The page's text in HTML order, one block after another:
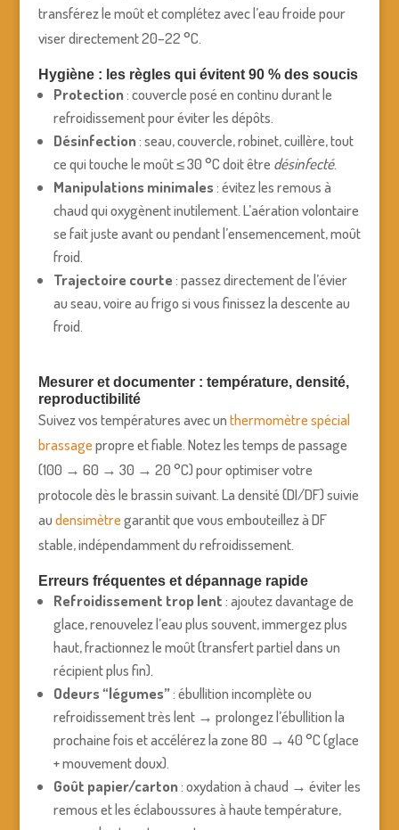
transférez le moût et complétez avec l’eau froide pour
viser directement 20–22 °C.
Hygiène : les règles qui évitent 90 % des soucis
Protection: couvercle posé en continu durant le
refroidissement pour éviter les dépôts.
Désinfection: seau, couvercle, robinet, cuillère, tout
ce qui touche le moût ≤ 30 °C doit être désinfecté.
Manipulations minimales: évitez les remous à
chaud qui oxygènent inutilement. L’aération volontaire
se fait juste avant ou pendant l’ensemencement, moût
froid.
Trajectoire courte: passez directement de l’évier
au seau, voire au frigo si vous finissez la descente au
froid.
Mesurer et documenter : température, densité,
reproductibilité
Suivez vos températures avec unthermomètre spécial
brassagepropre et fiable. Notez les temps de passage
(100 → 60 → 30 → 20 °C) pour optimiser votre
protocole dès le brassin suivant. La densité (DI/DF) suivie
audensimètregarantit que vous embouteillez à DF
stable, indépendamment du refroidissement.
Erreurs fréquentes et dépannage rapide
Refroidissement trop lent: ajoutez davantage de
glace, renouvelez l’eau plus souvent, immergez plus
haut, fractionnez le moût (transfert partiel dans un
récipient plus fin).
Odeurs “légumes”: ébullition incomplète ou
refroidissement très lent → prolongez l’ébullition la
prochaine fois et accélérez la zone 80 → 40 °C (glace
+ mouvement doux).
Goût papier/carton: oxydation à chaud → éviter les
remous et les éclaboussures à haute température,